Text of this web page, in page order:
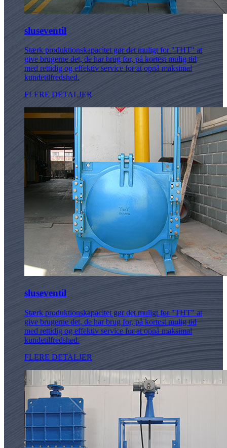
sluseventil
Stærk produktionskapacitet gør det muligt for "THT" at
give brugerne det, de har brug for, på kortest mulig tid
med rettidig og effektiv service for at opnå maksimal
kundetilfredshed.
FLERE DETALJER
sluseventil
Stærk produktionskapacitet gør det muligt for "THT" at
give brugerne det, de har brug for, på kortest mulig tid
med rettidig og effektiv service for at opnå maksimal
kundetilfredshed.
FLERE DETALJER